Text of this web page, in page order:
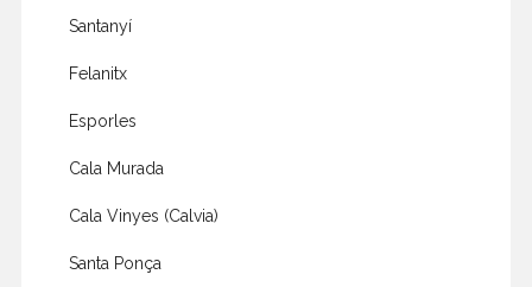
Santanyí
Felanitx
Esporles
Cala Murada
Cala Vinyes (Calvia)
Santa Ponça